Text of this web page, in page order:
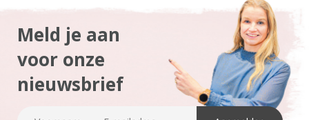
Meld je aan
voor onze
nieuwsbrief